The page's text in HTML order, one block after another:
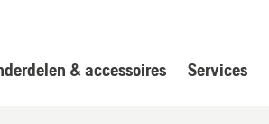
& accessoires Services